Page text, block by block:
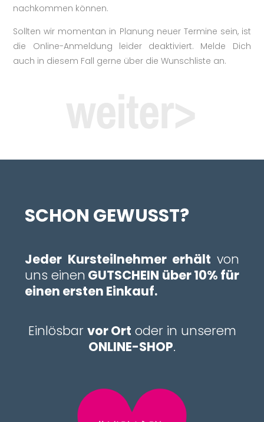
nachkommen können.
Sollten wir momentan in Planung neuer Termine sein, ist
die Online-Anmeldung leider deaktiviert. Melde Dich
auch in diesem Fall gerne über die Wunschliste an.
SCHON GEWUSST?
Jeder Kursteilnehmer erhält von
uns einen GUTSCHEIN über 10% für
einen ersten Einkauf.
Einlösbar vor Ort oder in unserem
ONLINE-SHOP.